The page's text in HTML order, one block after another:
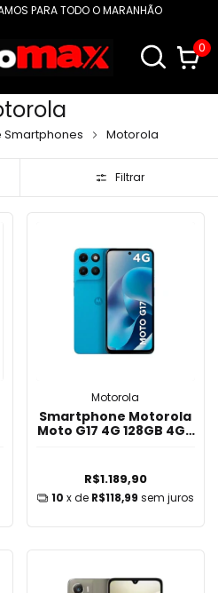
PARA TODO O MARANHÃO
0
Smartphones Motorola
Filtrar
Motorola
Smartphone Motorola
Moto G17 4G 128GB 4GB
R$1.189,90
10 x de R$118,99 sem juros